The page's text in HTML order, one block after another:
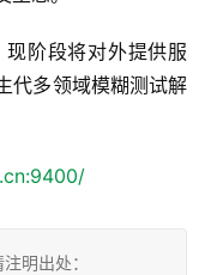
阶段将对外提供服
代多领域模糊测试解
明出处：